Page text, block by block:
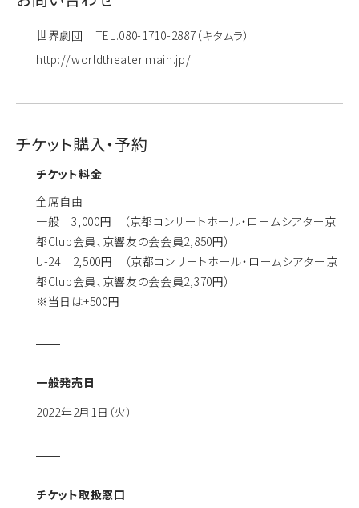
世界劇団 TEL.080-1710-2887（キタムラ）
http://worldtheater.main.jp/
チケット購入・予約
チケット料金
全席自由
一般 3,000円 （京都コンサートホール・ロームシアター京
都Club会員、京響友の会会員2,850円）
U-24 2,500円 （京都コンサートホール・ロームシアター京
都Club会員、京響友の会会員2,370円）
※当日は+500円
一般発売日
2022年2月1日（火）
チケット取扱窓口